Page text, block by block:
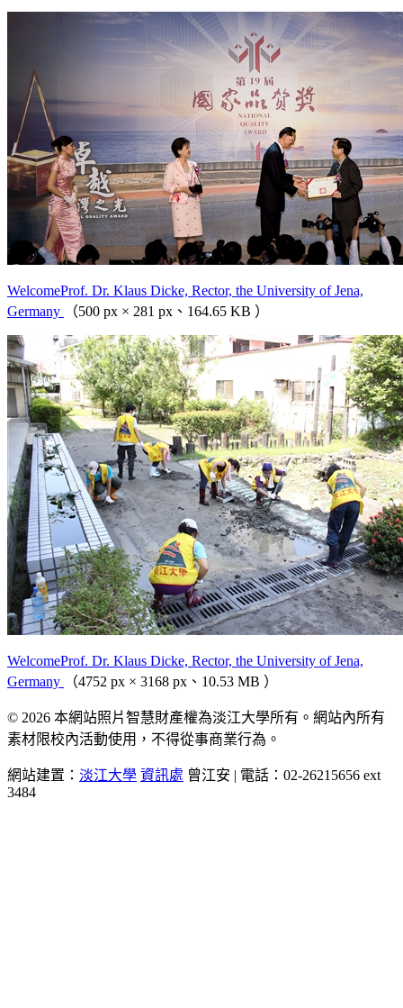
WelcomeProf. Dr. Klaus Dicke, Rector, the University of Jena,
Germany
（500 px × 281 px、164.65 KB ）
WelcomeProf. Dr. Klaus Dicke, Rector, the University of Jena,
Germany
（4752 px × 3168 px、10.53 MB ）
© 2026 本網站照片智慧財產權為淡江大學所有。網站內所有
素材限校內活動使用，不得從事商業行為。
網站建置： 淡江大學 資訊處 曾江安 | 電話：02-26215656 ext
3484